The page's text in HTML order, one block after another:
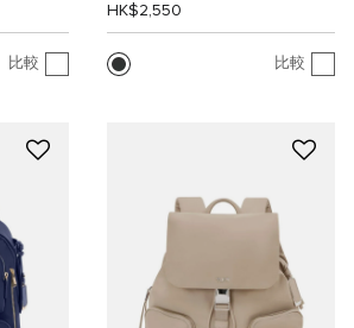
比較
HK$2,550
比較